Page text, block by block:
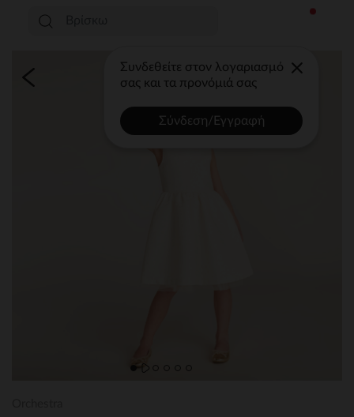
Συνδεθείτε στον λογαριασμό
σας και τα προνόμιά σας
Σύνδεση/Εγγραφή